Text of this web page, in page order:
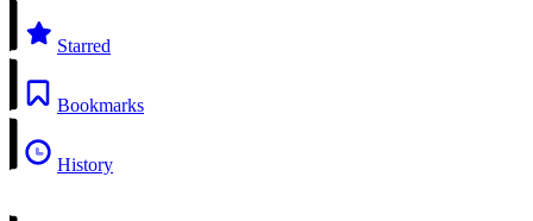
Starred
Bookmarks
History